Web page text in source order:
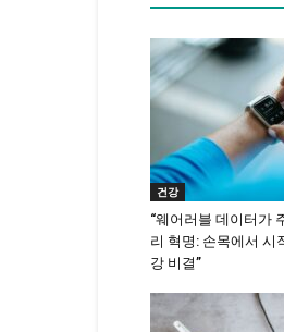
건강
“웨어러블 데이터가
리 혁명: 손목에서 시
강 비결”